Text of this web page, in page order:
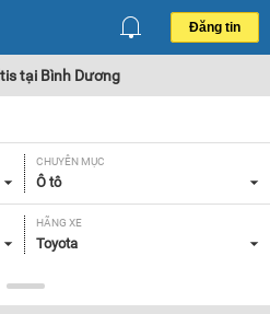
Đăng tin
tại Bình Dương
CHUYÊN MỤC
Ô tô
HÃNG XE
Toyota
NĂM SẢN XUẤT
Tất cả